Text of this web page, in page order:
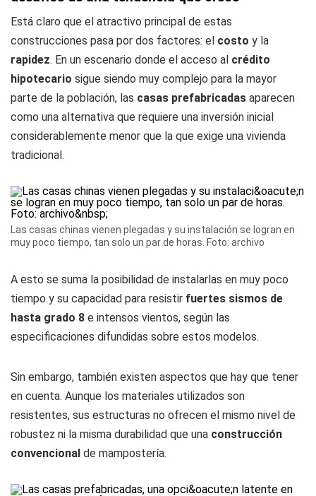
Está claro que el atractivo principal de estas
construcciones pasa por dos factores: el costo y la
rapidez. En un escenario donde el acceso al crédito
hipotecario sigue siendo muy complejo para la mayor
parte de la población, las casas prefabricadas aparecen
como una alternativa que requiere una inversión inicial
considerablemente menor que la que exige una vivienda
tradicional.
Las casas chinas vienen plegadas y su instalación se logran en
muy poco tiempo, tan solo un par de horas. Foto: archivo
A esto se suma la posibilidad de instalarlas en muy poco
tiempo y su capacidad para resistir fuertes sismos de
hasta grado 8 e intensos vientos, según las
especificaciones difundidas sobre estos modelos.
Sin embargo, también existen aspectos que hay que tener
en cuenta. Aunque los materiales utilizados son
resistentes, sus estructuras no ofrecen el mismo nivel de
robustez ni la misma durabilidad que una construcción
convencional de mampostería.